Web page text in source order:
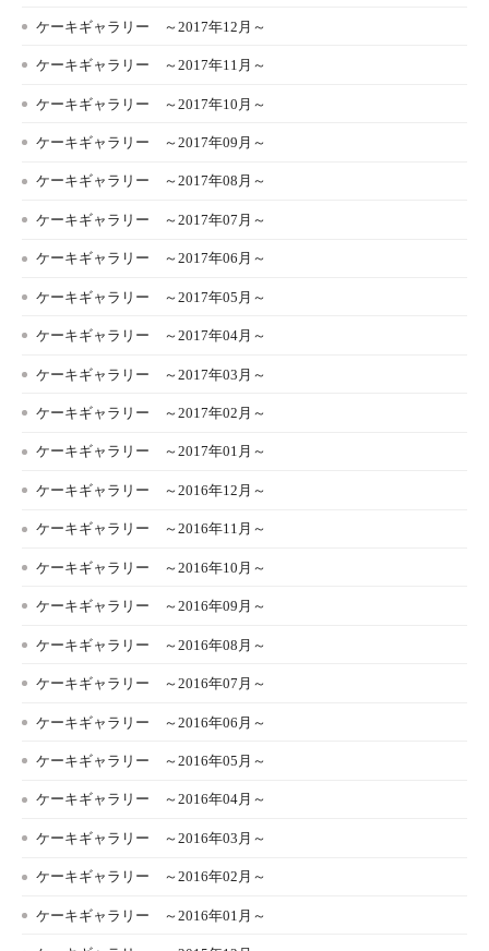
ケーキギャラリー ～2017年12月～
ケーキギャラリー ～2017年11月～
ケーキギャラリー ～2017年10月～
ケーキギャラリー ～2017年09月～
ケーキギャラリー ～2017年08月～
ケーキギャラリー ～2017年07月～
ケーキギャラリー ～2017年06月～
ケーキギャラリー ～2017年05月～
ケーキギャラリー ～2017年04月～
ケーキギャラリー ～2017年03月～
ケーキギャラリー ～2017年02月～
ケーキギャラリー ～2017年01月～
ケーキギャラリー ～2016年12月～
ケーキギャラリー ～2016年11月～
ケーキギャラリー ～2016年10月～
ケーキギャラリー ～2016年09月～
ケーキギャラリー ～2016年08月～
ケーキギャラリー ～2016年07月～
ケーキギャラリー ～2016年06月～
ケーキギャラリー ～2016年05月～
ケーキギャラリー ～2016年04月～
ケーキギャラリー ～2016年03月～
ケーキギャラリー ～2016年02月～
ケーキギャラリー ～2016年01月～